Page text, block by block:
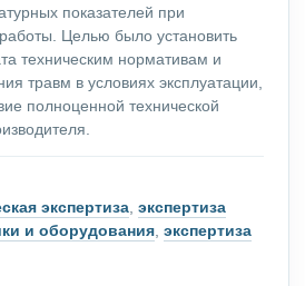
показателей при
Целью было установить
техническим нормативам и
травм в условиях эксплуатации,
полноценной технической
экспертиза, экспертиза
и оборудования, экспертиза